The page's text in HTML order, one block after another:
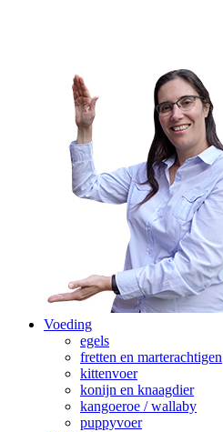
Voeding
egels
fretten en marterachtigen
kittenvoer
konijn en knaagdier
kangoeroe / wallaby
puppyvoer